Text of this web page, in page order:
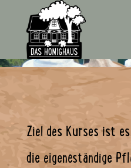
Ziel des Kurses ist
die eigeneständige